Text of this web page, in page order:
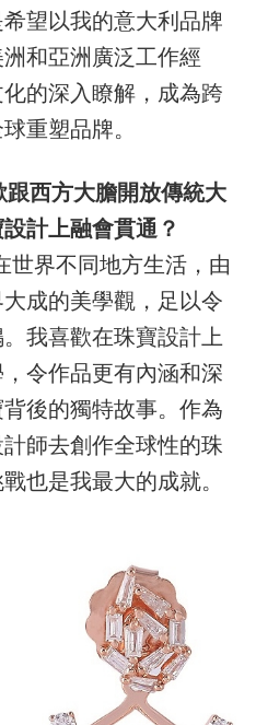
望以我的意大利品牌
和亞洲廣泛工作經
的深入瞭解，成為跨
重塑品牌。
西方大膽開放傳統大
計上融會貫通？
世界不同地方生活，由
成的美學觀，足以令
我喜歡在珠寶設計上
令作品更有內涵和深
後的獨特故事。作為
師去創作全球性的珠
也是我最大的成就。